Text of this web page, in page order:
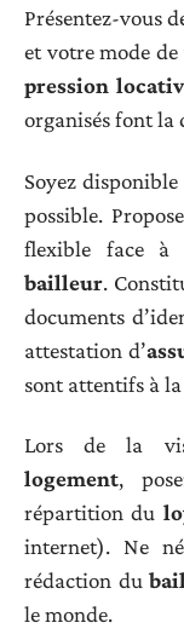
Présentez-vous
et votre mode
pression
organisés font la
Soyez
possible.
flexible face à
bailleur.
documents
attestation d’
sont attentifs à
Lors de la
logement,
répartition du
internet). Ne
rédaction du
le monde.